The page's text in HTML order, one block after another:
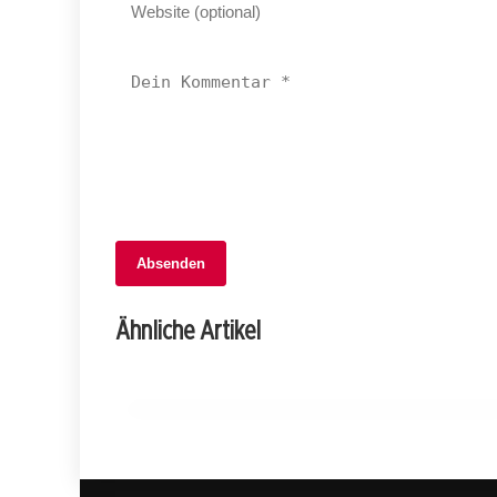
Absenden
Ähnliche Artikel
Standeskommission lehnt
Individualbesteuerung: Ehepaare im